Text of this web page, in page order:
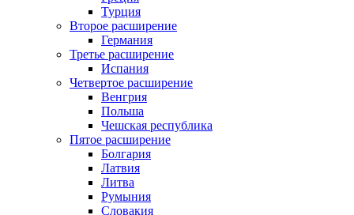
Турция
Второе расширение
Германия
Третье расширение
Испания
Четвертое расширение
Венгрия
Польша
Чешская республика
Пятое расширение
Болгария
Латвия
Литва
Румыния
Словакия